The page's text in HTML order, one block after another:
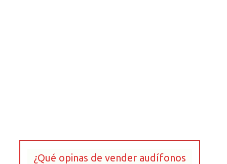
¿Qué opinas de vender audífonos